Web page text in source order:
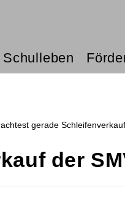
Schulleben
der